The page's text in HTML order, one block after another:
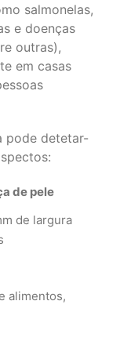
salmonelas,
e doenças
outras),
em casas
pode detetar-
de pele
de largura
alimentos,